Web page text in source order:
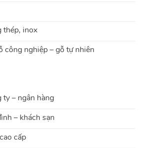
thép, inox
công nghiệp – gỗ tự nhiên
– ngân hàng
– khách sạn
cấp